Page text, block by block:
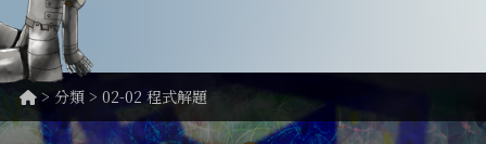
> 分類 > 02-02 程式解題